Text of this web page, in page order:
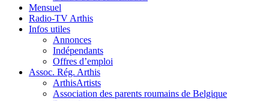
Mensuel
Radio-TV Arthis
Infos utiles
Annonces
Indépendants
Offres d’emploi
Assoc. Rég. Arthis
ArthisArtists
Association des parents roumains de Belgique